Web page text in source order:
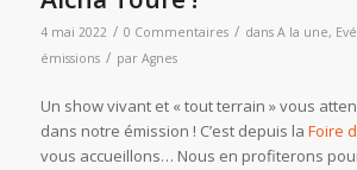
4 mai 2022 / 0 Commentaires / dans A la une,
émissions / par Agnes
Un show vivant et « tout terrain » vous
dans notre émission ! C’est depuis la Foire
vous accueillons… Nous en profiterons